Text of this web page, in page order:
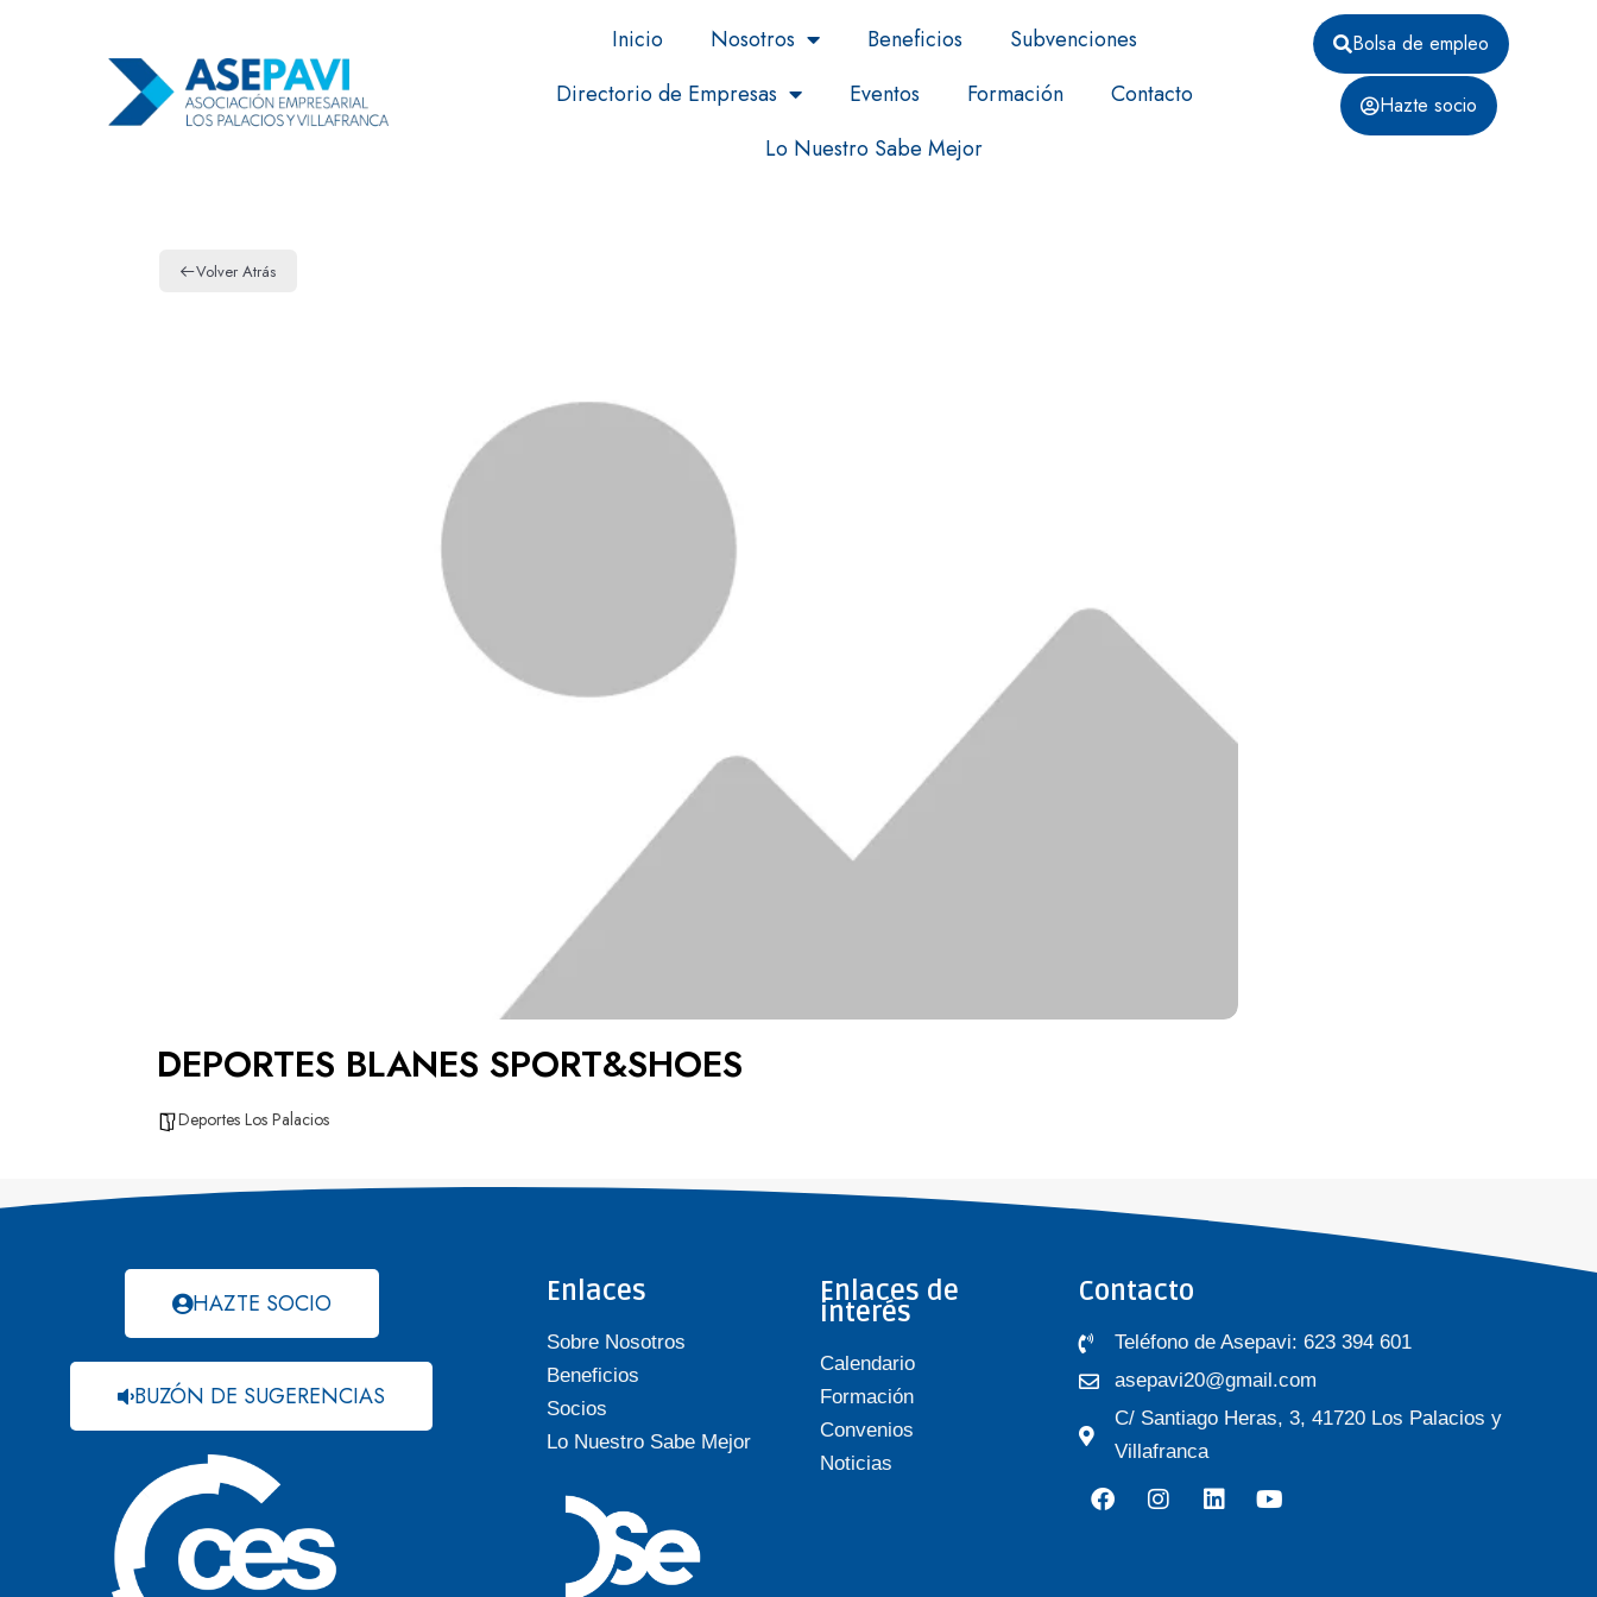
Inicio Nosotros Beneficios
Subvenciones
Directorio de Empresas
Eventos Formación
Contacto
Lo Nuestro Sabe Mejor
Bolsa de empleo
Hazte socio
Volver Atrás
DEPORTES BLANES SPORT&SHOES
Deportes Los Palacios
HAZTE SOCIO
BUZÓN DE SUGERENCIAS
Enlaces
Sobre Nosotros
Beneficios
Socios
Lo Nuestro Sabe Mejor
Enlaces de
interés
Calendario
Formación
Convenios
Noticias
Contacto
Teléfono de Asepavi: 623 394 601
asepavi20@gmail.com
C/ Santiago Heras, 3, 41720 Los Palacios y
Villafranca